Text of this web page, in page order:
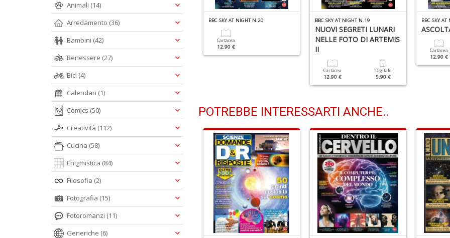
Un Passo Dal Sole
Digitale
4.90 €
BBC SKY AT NIGHT N.5
25 Anni In Orbita Dopo La
ISS
Cartacea
9.90 €
Digitale
4.90 €
BBC SKY AT NIGHT N.20
Cartacea
12.90 €
BBC SKY AT NIGHT N.19
NUOVI SEGRETI LUNARI
NELLE FOTO DI ARTEMIS
II
Cartacea
12.90 €
Digitale
5.90 €
BBC SKY
Cartacea
12.90 €
POTREBBE INTERESSARTI ANCHE..
Animali (14)
Arredamento (36)
Bambini (42)
Benessere (27)
Bici (4)
Calendari (1)
Comics (50)
Creatività (112)
Cucina (58)
Enigmistica (84)
Filosofia (2)
Fotografia (15)
Fotoromanzi (11)
Generiche (6)